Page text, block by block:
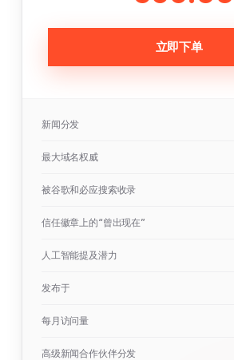
立即下单
新闻分发
最大域名权威
被谷歌和必应搜索收录
信任徽章上的“曾出现在”
人工智能提及潜力
发布于
每月访问量
高级新闻合作伙伴分发